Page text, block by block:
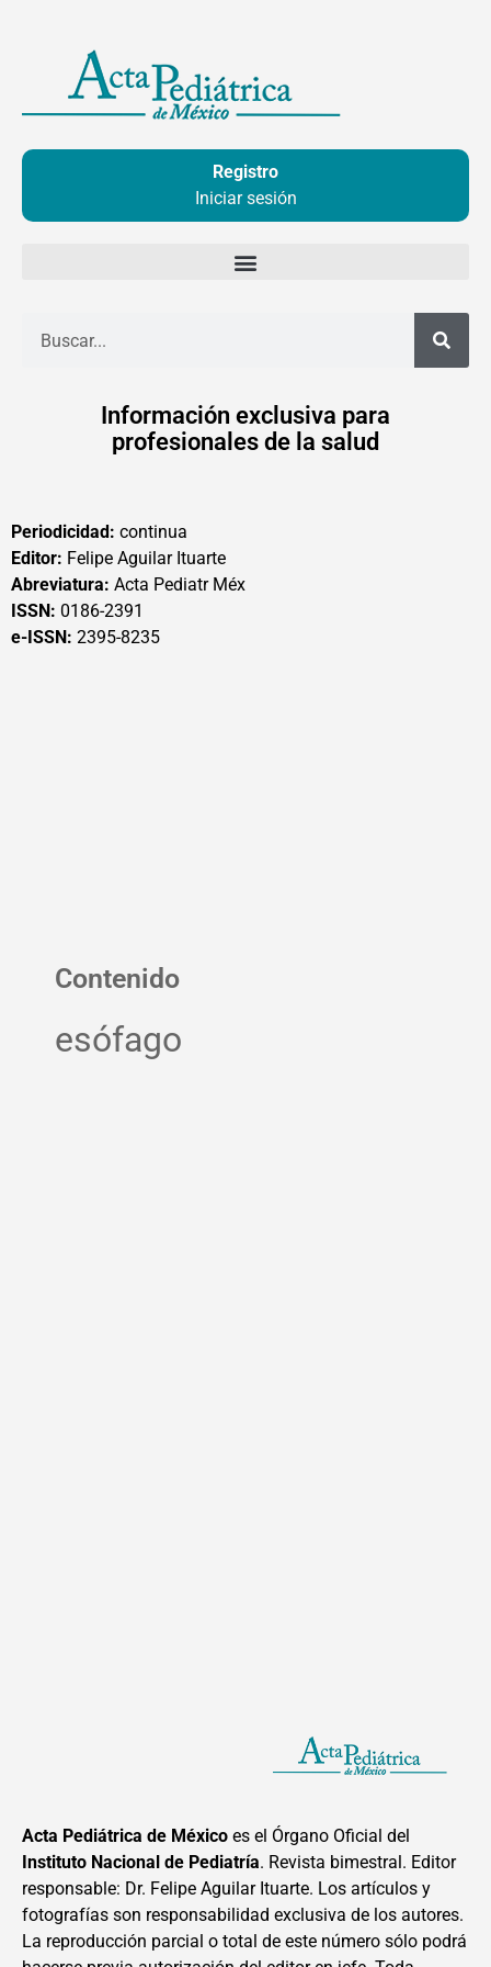
contenido
Registro
Iniciar sesión
Información exclusiva para
profesionales de la salud
Periodicidad: continua
Editor: Felipe Aguilar Ituarte
Abreviatura: Acta Pediatr Méx
ISSN: 0186-2391
e-ISSN: 2395-8235
Contenido
esófago
Acta Pediátrica de México es el Órgano Oficial del
Instituto Nacional de Pediatría. Revista bimestral. Editor
responsable: Dr. Felipe Aguilar Ituarte. Los artículos y
fotografías son responsabilidad exclusiva de los autores.
La reproducción parcial o total de este número sólo podrá